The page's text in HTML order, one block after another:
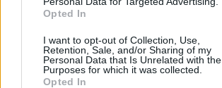
Opted In
I want to opt-out of Collection, Use,
Retention, Sale, and/or Sharing of my
Personal Data that Is Unrelated with the
Purposes for which it was collected.
Opted In